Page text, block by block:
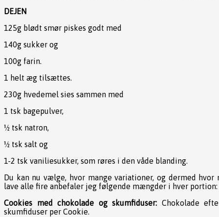
DEJEN
125g blødt smør piskes godt med
140g sukker og
100g farin.
1 helt æg tilsættes.
230g hvedemel sies sammen med
1 tsk bagepulver,
½ tsk natron,
½ tsk salt og
1-2 tsk vaniliesukker, som røres i den våde blanding.
Du kan nu vælge, hvor mange variationer, og dermed
lave alle fire anbefaler jeg følgende mængder i hver portion:
Cookies med chokolade og skumfiduser: Chokolade
skumfiduser per Cookie.